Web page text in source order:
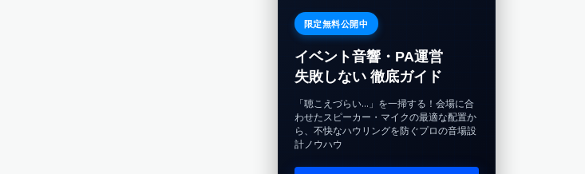
限定無料公開中
イベント音響・PA運営
失敗しない 徹底ガイド
「聴こえづらい…」を一掃する！会場に合
わせたスピーカー・マイクの最適な配置か
ら、不快なハウリングを防ぐプロの音場設
計ノウハウ